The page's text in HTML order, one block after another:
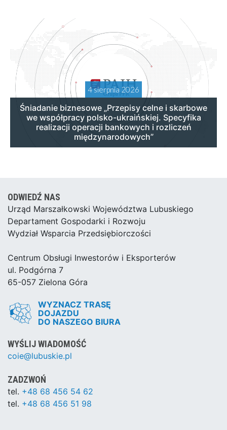
4 sierpnia 2026
Śniadanie biznesowe „Przepisy celne i skarbowe
we współpracy polsko-ukraińskiej. Specyfika
realizacji operacji bankowych i rozliczeń
międzynarodowych”
ODWIEDŹ NAS
Urząd Marszałkowski Województwa Lubuskiego
Departament Gospodarki i Rozwoju
Wydział Wsparcia Przedsiębiorczości
Centrum Obsługi Inwestorów i Eksporterów
ul. Podgórna 7
65-057 Zielona Góra
WYZNACZ TRASĘ
DOJAZDU
DO NASZEGO BIURA
WYŚLIJ WIADOMOŚĆ
coie@lubuskie.pl
ZADZWOŃ
tel. +48 68 456 54 62
tel. +48 68 456 51 98